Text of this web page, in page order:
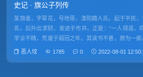
史记 · 旗公子列传
某旗者，字翠花，号地哥，淮阳籍人氏。起于平民
名。后外出求财，发迹于市井。正是：“一人得道，
学业不精，荒废于弱冠之年。其读书不善，原为一
大学堂、京城国子监，位至郑县之举人，惊呼众人也
恶人坟 1785 0 2022-08-01